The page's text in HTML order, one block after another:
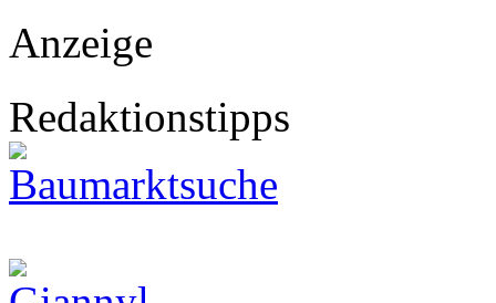
Anzeige
Redaktionstipps